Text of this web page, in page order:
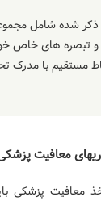
شده شامل
و تبصره های خاص
مستقیم با مدرک
معافیت
معافیت پزشکی